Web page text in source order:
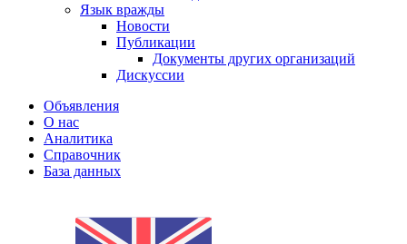
Язык вражды
Новости
Публикации
Документы других организаций
Дискуссии
Объявления
О нас
Аналитика
Справочник
База данных